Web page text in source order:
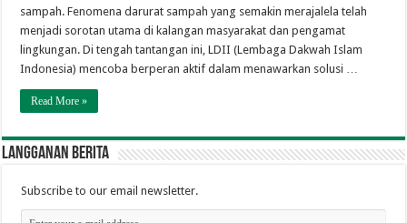
sampah. Fenomena darurat sampah yang semakin merajalela telah
menjadi sorotan utama di kalangan masyarakat dan pengamat
lingkungan. Di tengah tantangan ini, LDII (Lembaga Dakwah Islam
Indonesia) mencoba berperan aktif dalam menawarkan solusi …
Read More »
Langganan berita
Subscribe to our email newsletter.